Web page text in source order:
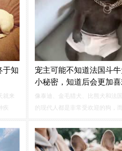
于知
就来
疾
睑增
，
宠主可能不知道法国斗
小秘密，知道后会更加
像泰迪、金毛猎犬、比熊犬和法
的现代人都是非常受欢迎的狗，
密，也许你更愿意抚养法国斗牛
就很满足了法斗是一只容易满足